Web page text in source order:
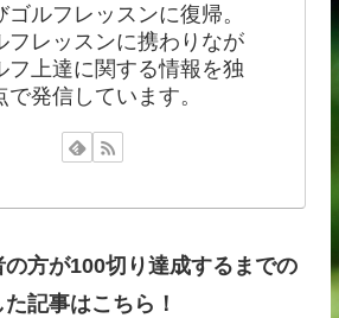
ゴルフレッスンに復帰。
フレッスンに携わりなが
フ上達に関する情報を独
で発信しています。
の方が100切り達成するまでの
記事はこちら！